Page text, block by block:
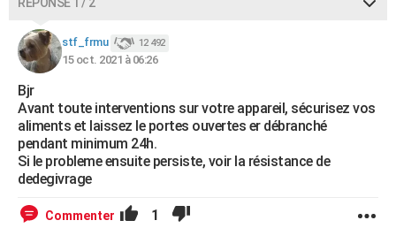
S'inscrire
Se connecter
Lycées
Collèges
Primaires
Universités
Entreprises
Service militaire
Avis de recherche
AVIS DE DÉCÈS
FORUM
Bricolage
Lifestyle
Culture
Sport
Auto
Television
Voyage
Cinema
stf_frmu 12 492
15 oct. 2021 à 06:26
Bjr
Avant toute interventions sur votre appareil, sécurisez vos
aliments et laissez le portes ouvertes er débranché
pendant minimum 24h.
Si le probleme ensuite persiste, voir la résistance de
dedegivrage
Commenter 1